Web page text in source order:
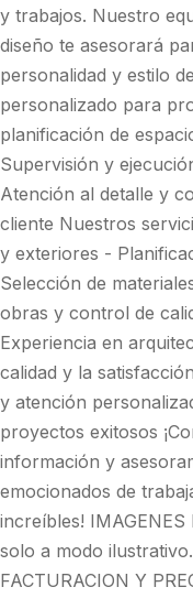
y trabajos. Nuestro
diseño te asesorará
personalidad y estilo
personalizado para
planificación de
Supervisión y
Atención al detalle y
cliente Nuestros
y exteriores -
Selección de
obras y control de
Experiencia en
calidad y la
y atención
proyectos exitosos
información y
emocionados de
increíbles! IMAGENES
solo a modo
FACTURACION Y